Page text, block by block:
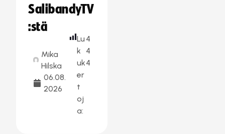
SalibandyTV
:stä
Mika
Hilska
06.08.
2026
Lu
k
uk
er
t
oj
a:
4
4
4